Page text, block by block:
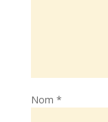
Nom *